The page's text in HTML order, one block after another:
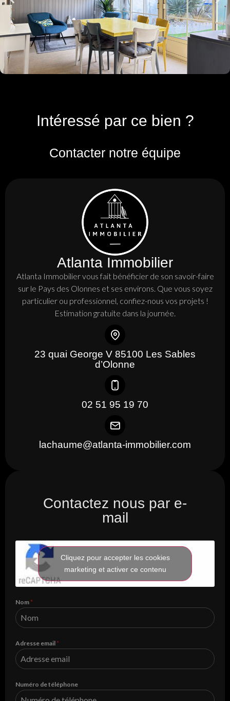
Intéressé par ce bien ?
Contacter notre équipe
Atlanta Immobilier
Atlanta Immobilier vous fait bénéficier de son savoir-faire
sur le Pays des Olonnes et ses environs. Que vous soyez
particulier ou professionnel, confiez-nous vos projets !
Estimation gratuite dans la journée.
23 quai George V 85100 Les Sables
d’Olonne
02 51 95 19 70
lachaume@atlanta-immobilier.com
Contactez nous par e-
mail
Cliquez pour accepter les cookies
marketing et activer ce contenu
Nom *
Adresse email *
Numéro de téléphone